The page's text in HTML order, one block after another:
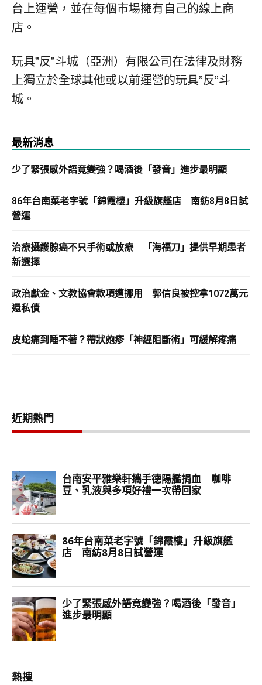
台上運營，並在每個市場擁有自己的線上商
店。
玩具”反”斗城（亞洲）有限公司在法律及財務
上獨立於全球其他或以前運營的玩具”反”斗
城。
最新消息
少了緊張感外語竟變強？喝酒後「發音」進步最明顯
86年台南菜老字號「錦霞樓」升級旗艦店 南紡8月8日試
營運
治療攝護腺癌不只手術或放療 「海福刀」提供早期患者
新選擇
政治獻金、文教協會款項遭挪用 郭信良被控拿1072萬元
還私債
皮蛇痛到睡不著？帶狀皰疹「神經阻斷術」可緩解疼痛
近期熱門
熱搜